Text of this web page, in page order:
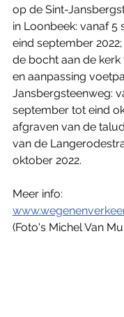
op de Sint-
in Loonbeek: vanaf 5
eind september
de bocht aan de
en aanpassing
Jansbergsteenweg:
september tot eind
afgraven van de
van de
oktober 2022.
Meer info:
(Foto's Michel Van